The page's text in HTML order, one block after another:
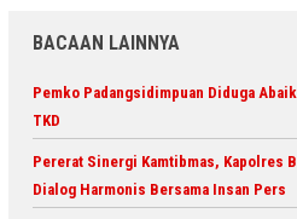
BACAAN LAINNYA
Pemko Padangsidimpuan Diduga
TKD
Pererat Sinergi Kamtibmas, Kapolres
Dialog Harmonis Bersama Insan Pers